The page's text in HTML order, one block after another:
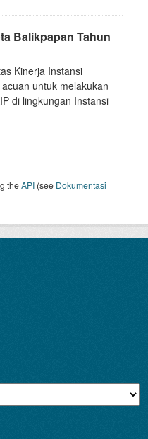
Balikpapan Tahun
Kinerja Instansi
untuk melakukan
di lingkungan Instansi
theAPI (see Dokumentasi